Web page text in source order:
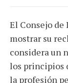
El Consejo
mostrar su
considera un
los principios
la profesión